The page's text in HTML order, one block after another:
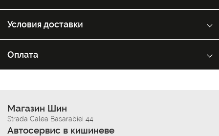
Условия доставки
Оплата
Магазин Шин
Strada Calea Basarabiei 44
Автосервис в кишиневе